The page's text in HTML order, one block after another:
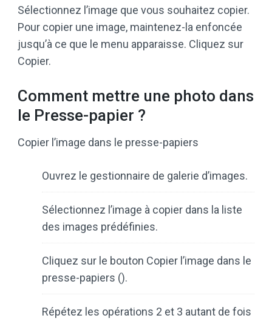
Sélectionnez l’image que vous souhaitez copier.
Pour copier une image, maintenez-la enfoncée
jusqu’à ce que le menu apparaisse. Cliquez sur
Copier.
Comment mettre une photo dans
le Presse-papier ?
Copier l’image dans le presse-papiers
Ouvrez le gestionnaire de galerie d’images.
Sélectionnez l’image à copier dans la liste
des images prédéfinies.
Cliquez sur le bouton Copier l’image dans le
presse-papiers ().
Répétez les opérations 2 et 3 autant de fois